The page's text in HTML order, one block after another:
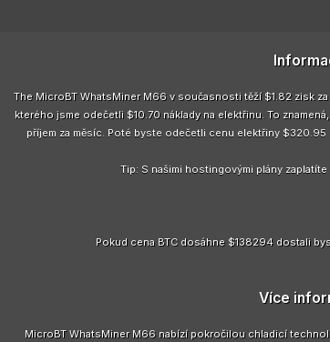
The MicroBT WhatsMiner M66 v současnosti těží $1.82 zisk
kterého jsme odečetli $10.70 náklady na elektřinu. To
příjem za měsíc. Poté byste odečetli cenu elektřiny
Tip: S našimi hostingovými plány
Pokud cena BTC dosáhne $138294 dostali
Více
MicroBT WhatsMiner M66 nabízí pokročilou chladicí